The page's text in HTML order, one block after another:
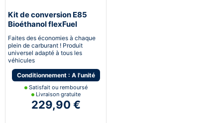
Kit de conversion E85
Bioéthanol flexFuel
converter
Faites des économies à chaque
plein de carburant ! Produit
universel adapté à tous les
véhicules
Conditionnement : A l'unité
Satisfait ou remboursé
Livraison gratuite
229,90 €